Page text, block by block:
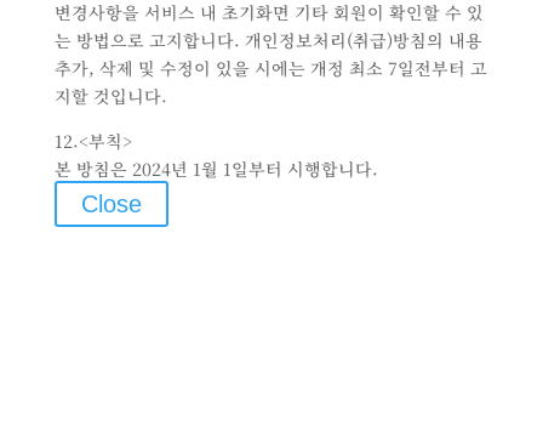
변경사항을 서비스 내 초기화면 기타 회원이 확인할 수 있
는 방법으로 고지합니다. 개인정보처리(취급)방침의 내용
추가, 삭제 및 수정이 있을 시에는 개정 최소 7일전부터 고
지할 것입니다.
12.<부칙>
본 방침은 2024년 1월 1일부터 시행합니다.
Close